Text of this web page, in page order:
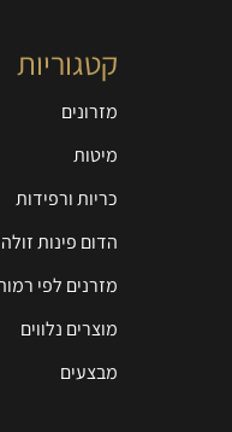
קטגוריות
מזרונים
מיטות
כריות ורפידות
הדום פינות
מזרנים לפי
מוצרים נלווים
מבצעים